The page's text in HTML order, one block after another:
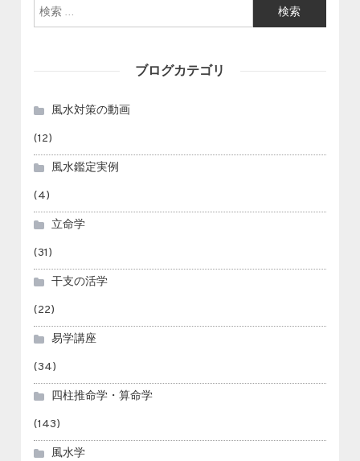
検索:
ブログカテゴリ
風水対策の動画
(12)
風水鑑定実例
(4)
立命学
(31)
干支の活学
(22)
易学講座
(34)
四柱推命学・算命学
(143)
風水学